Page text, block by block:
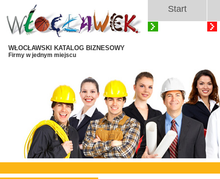
WŁOCŁAWSKI KATALOG BIZNESOWY
Firmy w jednym miejscu
Start